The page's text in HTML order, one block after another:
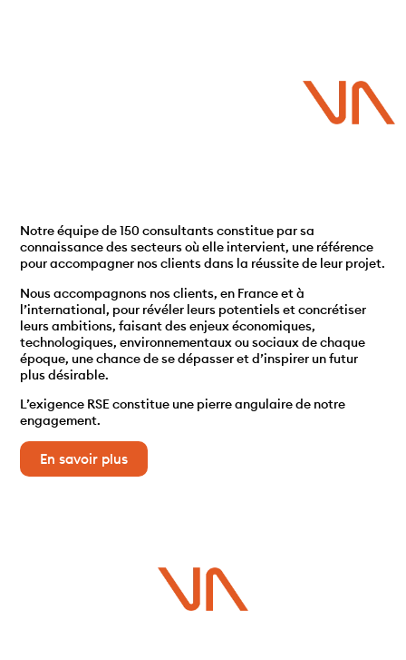
Notre équipe de 150 consultants constitue par sa
connaissance des secteurs où elle intervient, une référence
pour accompagner nos clients dans la réussite de leur projet.
Nous accompagnons nos clients, en France et à
l’international, pour révéler leurs potentiels et concrétiser
leurs ambitions, faisant des enjeux économiques,
technologiques, environnementaux ou sociaux de chaque
époque, une chance de se dépasser et d’inspirer un futur
plus désirable.
L’exigence RSE constitue une pierre angulaire de notre
engagement.
En savoir plus